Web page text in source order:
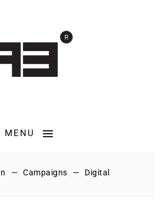
MENU
Campaigns Digital